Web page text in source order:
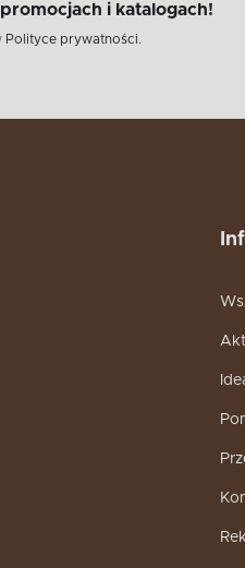
i katalogach!
Polityce prywatności.